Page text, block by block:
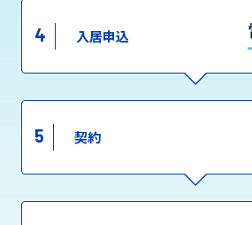
4 入居申込
5 契約